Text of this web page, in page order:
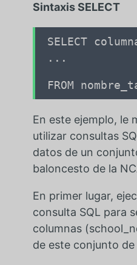
Sintaxis SELECT
SELECT
...
FROM
En este ejemplo, le
utilizar consultas
datos de un
baloncesto de la
En primer lugar,
consulta SQL para
columnas
de este conjunto